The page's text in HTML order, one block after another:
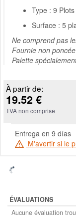
Type : 9 Plots
Surface : 5
Ne comprend pas
Fournie non
Palette
À partir de:
19.52 €
TVA non comprise
Entrega en 9 días
M'avertir si le
ÉVALUATIONS
Aucune évaluation